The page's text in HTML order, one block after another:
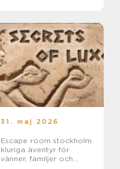
31. maj 2026
Escape room stockholm
kluriga äventyr för
vänner, familjer och